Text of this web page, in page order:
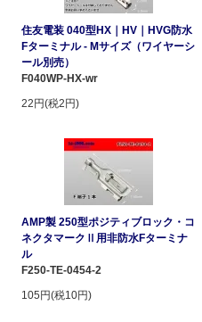
住友電装 040型HX｜HV｜HVG防水
Fターミナル - Mサイズ（ワイヤーシ
ール別売）
F040WP-HX-wr
22円(税2円)
AMP製 250型ポジティブロック・コ
ネクタマークⅡ用非防水Fターミナ
ル
F250-TE-0454-2
105円(税10円)